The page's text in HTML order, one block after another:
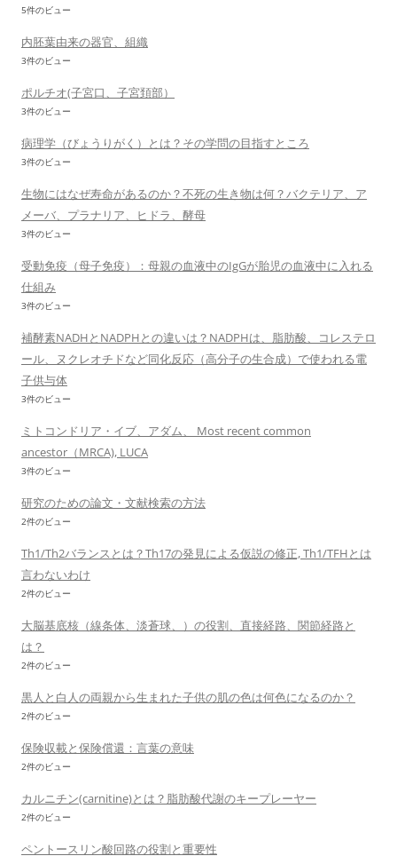
5件のビュー
内胚葉由来の器官、組織
3件のビュー
ポルチオ(子宮口、子宮頚部）
3件のビュー
病理学（びょうりがく）とは？その学問の目指すところ
3件のビュー
生物にはなぜ寿命があるのか？不死の生き物は何？バクテリア、ア
メーバ、プラナリア、ヒドラ、酵母
3件のビュー
受動免疫（母子免疫）：母親の血液中のIgGが胎児の血液中に入れる
仕組み
3件のビュー
補酵素NADHとNADPHとの違いは？NADPHは、脂肪酸、コレステロ
ール、ヌクレオチドなど同化反応（高分子の生合成）で使われる電
子供与体
3件のビュー
ミトコンドリア・イブ、アダム、 Most recent common
ancestor（MRCA), LUCA
3件のビュー
研究のための論文・文献検索の方法
2件のビュー
Th1/Th2バランスとは？Th17の発見による仮説の修正, Th1/TFHとは
言わないわけ
2件のビュー
大脳基底核（線条体、淡蒼球、）の役割、直接経路、関節経路と
は？
2件のビュー
黒人と白人の両親から生まれた子供の肌の色は何色になるのか？
2件のビュー
保険収載と保険償還：言葉の意味
2件のビュー
カルニチン(carnitine)とは？脂肪酸代謝のキープレーヤー
2件のビュー
ペントースリン酸回路の役割と重要性